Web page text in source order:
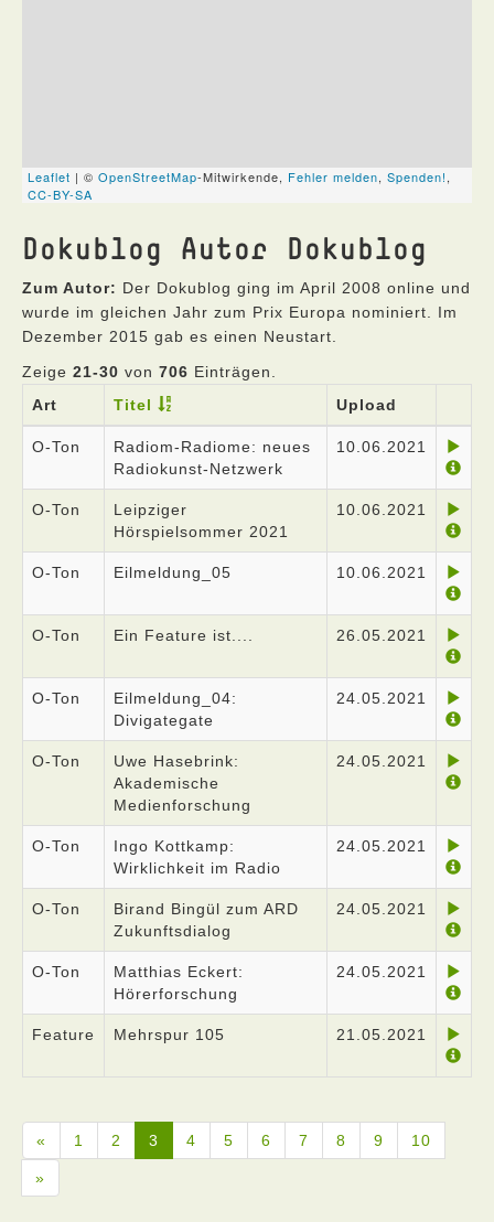
Dokublog Autor Dokublog
Zum Autor: Der Dokublog ging im April 2008 online und
wurde im gleichen Jahr zum Prix Europa nominiert. Im
Dezember 2015 gab es einen Neustart.
Zeige 21-30 von 706 Einträgen.
Art
Titel Upload
O-Ton
Radiom-Radiome: neues
Radiokunst-Netzwerk
10.06.2021
O-Ton
Leipziger
Hörspielsommer 2021
10.06.2021
O-Ton Eilmeldung_05 10.06.2021
O-Ton Ein Feature ist.... 26.05.2021
O-Ton
Eilmeldung_04:
Divigategate
24.05.2021
O-Ton
Uwe Hasebrink:
Akademische
Medienforschung
24.05.2021
O-Ton
Ingo Kottkamp:
Wirklichkeit im Radio
24.05.2021
O-Ton
Birand Bingül zum ARD
Zukunftsdialog
24.05.2021
O-Ton
Matthias Eckert:
Hörerforschung
24.05.2021
Feature Mehrspur 105 21.05.2021
« 1 2 3 4 5 6 7 8 9 10
»